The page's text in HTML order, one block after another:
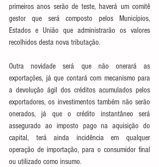
primeiros anos serão de teste, haverá um comitê
gestor que será composto pelos Municípios,
Estados e União que administrarão os valores
recolhidos desta nova tributação.
Outra novidade será que não onerará as
exportações, já que contará com mecanismo para
a devolução ágil dos créditos acumulados pelos
exportadores, os investimentos também não serão
onerados, já que o crédito instantâneo será
assegurado ao imposto pago na aquisição do
capital, terá ainda incidência em qualquer
operação de importação, para o consumidor final
ou utilizado como insumo.